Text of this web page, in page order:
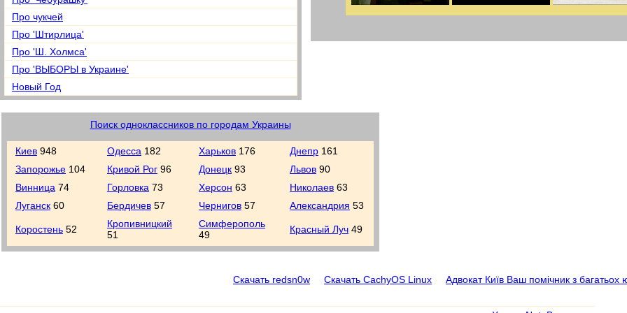
Про чукчей
Про 'Штирлица'
Про 'Ш. Холмса'
Про 'ВЫБОРЫ в Украине'
Новый Год
Поиск одноклассников по городам Украины
Киев 948 Одесса 182 Харьков 176 Днепр 161
Запорожье 104 Кривой Рог 96 Донецк 93 Львов 90
Винница 74 Горловка 73 Херсон 63 Николаев 63
Луганск 60 Бердичев 57 Чернигов 57 Александрия 53
Коростень 52
Кропивницкий
51
Симферополь
49
Красный Луч 49
Скачать redsn0w Скачать CachyOS Linux Адвокат Київ Ваш помічник з багатьох